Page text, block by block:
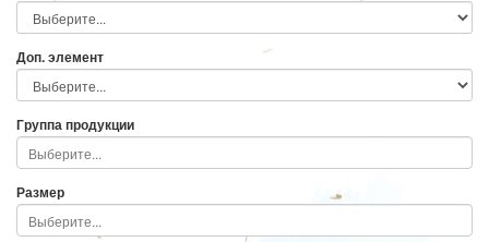
Доп. элемент
Группа продукции
Размер